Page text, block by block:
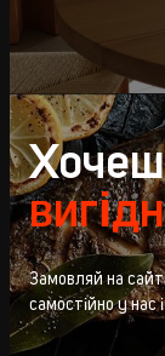
Замовляй на
самостійно у нас